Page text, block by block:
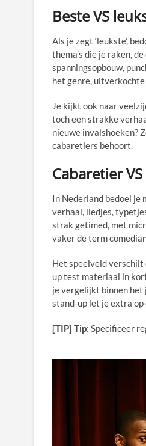
Beste VS
Als je zegt ‘leukste’,
thema’s die je raken,
spanningsopbouw,
het genre,
Je kijkt ook naar
toch een strakke
nieuwe invalshoeken?
cabaretiers behoort.
Cabaretier
In Nederland bedoel je
verhaal, liedjes,
strak getimed, met
vaker de term
Het speelveld
up test materiaal in
je vergelijkt binnen het
stand-up let je extra
[TIP] Tip: Specificeer